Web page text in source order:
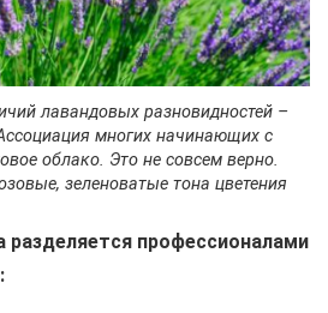
лавандовых разновидностей –
многих начинающих с
облако. Это не совсем верно.
зеленоватые тона цветения
разделяется профессионалами